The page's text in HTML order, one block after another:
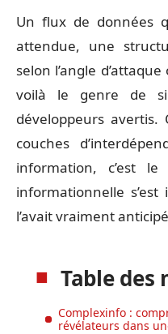
Un flux de données
attendue, une
selon l’angle
voilà le genre de
développeurs
couches
information, c’est
informationnelle
l’avait vraiment
Table des
Complexinfo :
révélateurs dans